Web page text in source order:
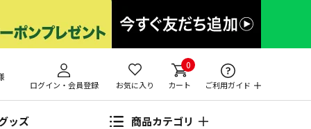
ログイン・会員登録 お気に入り
0
カート ご利用ガイド
ッズ 商品カテゴリ